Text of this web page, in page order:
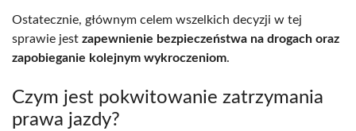
Ostatecznie, głównym celem wszelkich decyzji w tej
sprawie jest zapewnienie bezpieczeństwa na drogach oraz
zapobieganie kolejnym wykroczeniom.
Czym jest pokwitowanie zatrzymania
prawa jazdy?